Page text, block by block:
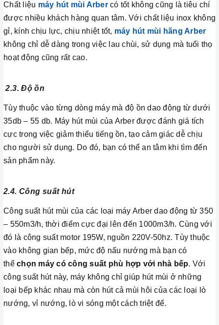
Chất liệu máy hút mùi Arbercó tốt không cũng là tiêu chí
được nhiều khách hàng quan tâm. Với chất liệu inox không
gỉ, kính chịu lực, chịu nhiệt tốt, máy hút mùi hãng Arber
không chỉ dễ dàng trong việc lau chùi, sử dụng mà tuổi thọ
hoạt động cũng rất cao.
2.3. Độ ồn
Tùy thuộc vào từng dòng máy mà độ ồn dao động từ dưới
35db – 55 db. Máy hút mùi của Arber được đánh giá tích
cực trong việc giảm thiểu tiếng ồn, tạo cảm giác dễ chịu
cho người sử dụng. Do đó, bạn có thể an tâm khi tìm đến
sản phẩm này.
2.4. Công suất hút
Công suất hút mùi của các loại máy Arber dao động từ 350
– 550m3/h, thời điểm cực đại lên đến 1000m3/h. Cùng với
đó là công suất motor 195W, nguồn 220V-50hz. Tùy thuộc
vào không gian bếp, mức độ nấu nướng mà bạn có
thể chọn máy có công suất phù hợp với nhà bếp. Với
công suất hút này, máy không chỉ giúp hút mùi ở những
loại bếp khác nhau mà còn hút cả mùi hôi của các loại lò
nướng, vỉ nướng, lò vi sóng một cách triệt để.